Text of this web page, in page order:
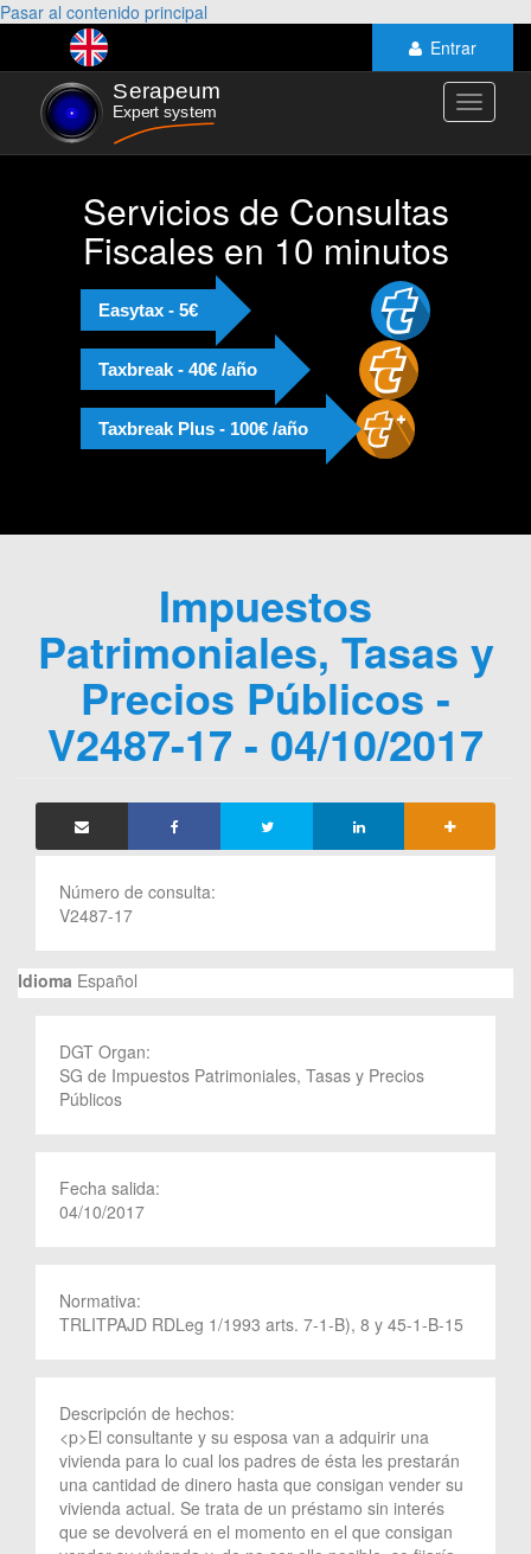
Pasar al contenido principal
Entrar
Toggle
Servicios de Consultas
Fiscales en 10 minutos
Easytax - 5€
Taxbreak - 40€ /año
Taxbreak Plus - 100€ /año
Impuestos
Patrimoniales, Tasas y
Precios Públicos -
V2487-17 - 04/10/2017
Número de consulta:
V2487-17
Idioma Español
DGT Organ:
SG de Impuestos Patrimoniales, Tasas y Precios
Públicos
Fecha salida:
04/10/2017
Normativa:
TRLITPAJD RDLeg 1/1993 arts. 7-1-B), 8 y 45-1-B-15
Descripción de hechos:
<p>El consultante y su esposa van a adquirir una
vivienda para lo cual los padres de ésta les prestarán
una cantidad de dinero hasta que consigan vender su
vivienda actual. Se trata de un préstamo sin interés
que se devolverá en el momento en el que consigan